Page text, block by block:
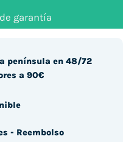
garantía
península en 48/72
a 90€
- Reembolso